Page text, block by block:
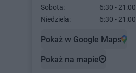
Sobota:
6:30 - 21:00
Niedziela:
6:30 - 21:00
Pokaż w Google Maps
Pokaż na mapie